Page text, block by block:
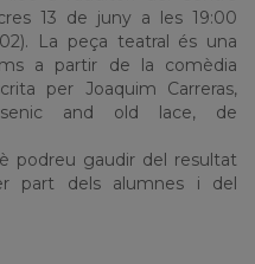
13 de juny a les 19:00
La peça teatral és una
a partir de la comèdia
per Joaquim Carreras,
and old lace, de
podreu gaudir del resultat
part dels alumnes i del